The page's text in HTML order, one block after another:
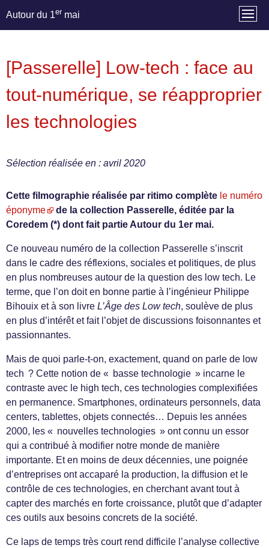
Autour du 1er mai
[Passerelle] Low-tech : face au
tout-numérique, se réapproprier
les technologies
Sélection réalisée en : avril 2020
Cette filmographie réalisée par ritimo complète le numéro
éponyme
de la collection Passerelle, éditée par la
Coredem (*) dont fait partie Autour du 1er mai.
Ce nouveau numéro de la collection Passerelle s’inscrit
dans le cadre des réflexions, sociales et politiques, de plus
en plus nombreuses autour de la question des low tech. Le
terme, que l’on doit en bonne partie à l’ingénieur Philippe
Bihouix et à son livre L’Âge des Low tech, soulève de plus
en plus d’intérêt et fait l’objet de discussions foisonnantes et
passionnantes.
Mais de quoi parle-t-on, exactement, quand on parle de low
tech ? Cette notion de « basse technologie » incarne le
contraste avec le high tech, ces technologies complexifiées
en permanence. Smartphones, ordinateurs personnels, data
centers, tablettes, objets connectés… Depuis les années
2000, les « nouvelles technologies » ont connu un essor
qui a contribué à modifier notre monde de manière
importante. Et en moins de deux décennies, une poignée
d’entreprises ont accaparé la production, la diffusion et le
contrôle de ces technologies, en cherchant avant tout à
capter des marchés en forte croissance, plutôt que d’adapter
ces outils aux besoins concrets de la société.
Ce laps de temps très court rend difficile l’analyse collective